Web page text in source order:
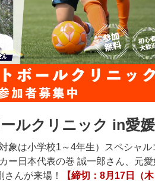
ルクリニック in愛媛
象は小学校1～4年生）スペシャル
ー日本代表の巻 誠一郎さん、元愛
んが来場！
【締切：8月17日（